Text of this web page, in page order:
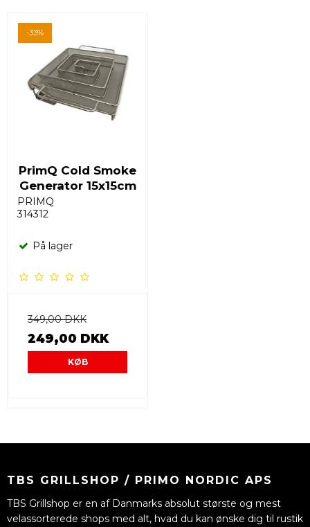
-33%
PrimQ Cold Smoke
Generator 15x15cm
PRIMQ
314312
På lager
349,00 DKK
249,00 DKK
KØB
TBS GRILLSHOP / PRIMO NORDIC APS
TBS Grillshop er en af Danmarks absolut største og mest
velassorterede shops med alt, hvad du kan ønske dig til rustik